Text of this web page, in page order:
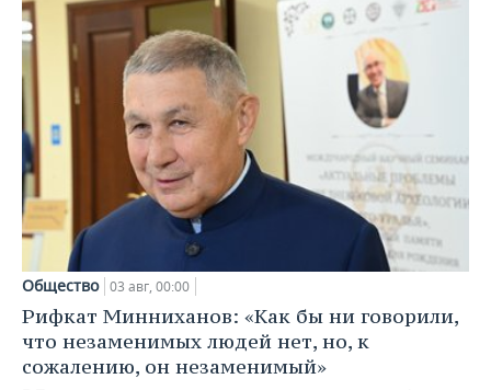
Общество 03 авг, 00:00
Рифкат Минниханов: «Как бы ни говорили,
что незаменимых людей нет, но, к
сожалению, он незаменимый»